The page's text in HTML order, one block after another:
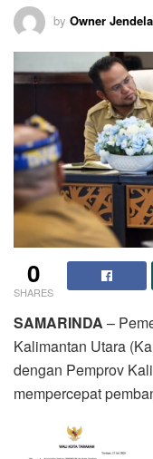
by Owner
0
SHARES
SAMARINDA –
Kalimantan Utara
dengan Pemprov
mempercepat